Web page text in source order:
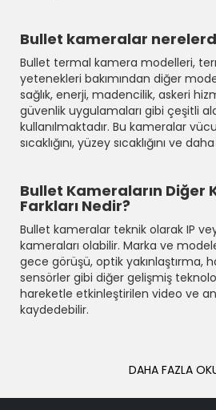
Bullet kameralar
Bullet termal kamera modelleri,
yetenekleri bakımından diğer
sağlık, enerji, madencilik, askeri
güvenlik uygulamaları gibi çeşitli
kullanılmaktadır. Bu kameralar
sıcaklığını, yüzey sıcaklığını ve
Bullet Kameraların Diğer
Farkları Nedir?
Bullet kameralar teknik olarak IP
kameraları olabilir. Marka ve
gece görüşü, optik yakınlaştırma,
sensörler gibi diğer gelişmiş
hareketle etkinleştirilen video ve
kaydedebilir.
DAHA FAZLA